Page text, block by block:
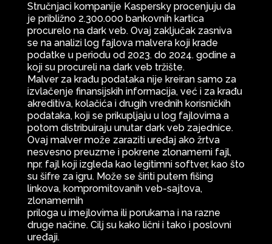
Stručnjaci kompanije Kaspersky procenjuju da
je približno 2.300.000 bankovnih kartica
procurelo na dark veb. Ovaj zaključak zasniva
se na analizi log fajlova malvera koji krade
podatke u periodu od 2023. do 2024. godine a
koji su procureli na dark veb tržište.
Malver za krađu podataka nije kreiran samo za
izvlačenje finansijskih informacija, već i za krađu
akreditiva, kolačića i drugih vrednih korisničkih
podataka, koji se prikupljaju u log fajlovima a
potom distribuiraju unutar dark veb zajednice.
Ovaj malver može zaraziti uređaj ako žrtva
nesvesno preuzme i pokrene zlonamerni fajl,
npr. fajl koji izgleda kao legitimni softver, kao što
su šifre za igru. Može se širiti putem fišing
linkova, kompromitovanih veb-sajtova,
zlonamernih
priloga u imejlovima ili porukama i na razne
druge načine. Cilj su kako lični i tako i poslovni
uređaji.